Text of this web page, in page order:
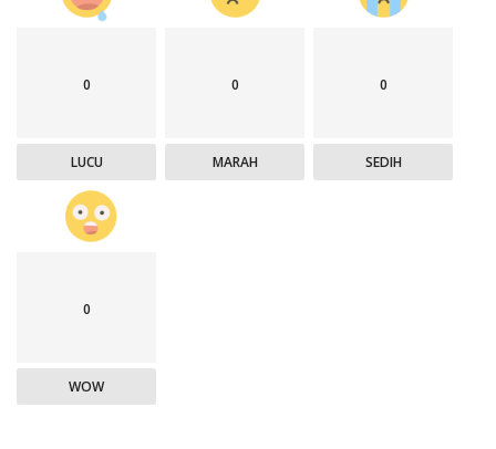
0
LUCU
0
MARAH
0
SEDIH
0
WOW